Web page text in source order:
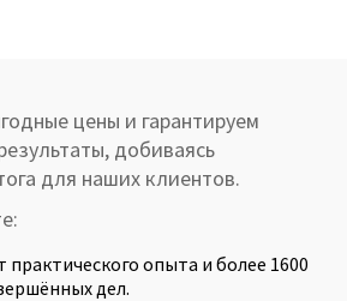
цены и гарантируем
добиваясь
для наших клиентов.
практического опыта и более 1600
дел.